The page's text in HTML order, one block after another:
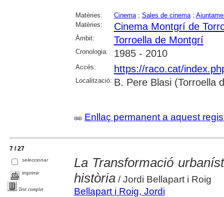
Matèries: Cinema; Sales de cinema;
Matèries:
Cinema Montgrí de
Àmbit: Torroella de Montgrí
Cronologia: 1985 - 2010
Accés: https://raco.cat/
Localització: B. Pere Blasi (Torroella
Enllaç permanent a aquest
7 / 27
seleccionar
imprimir
Text complet
La Transformació
història/ Jordi Bellapart i Roig
Bellapart i Roig, Jordi